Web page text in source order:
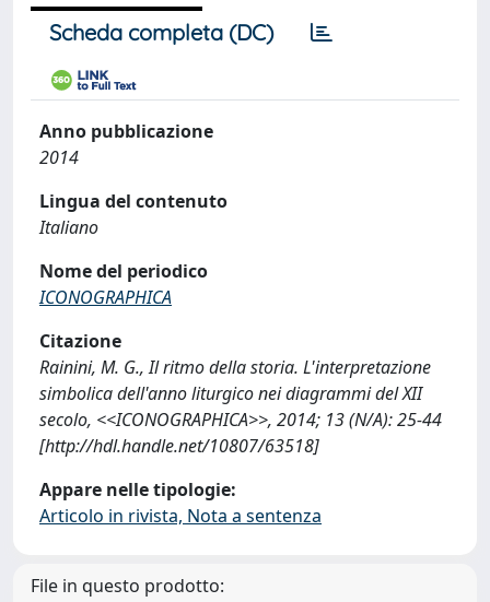
Scheda completa (DC)
Anno pubblicazione
2014
Lingua del contenuto
Italiano
Nome del periodico
ICONOGRAPHICA
Citazione
Rainini, M. G., Il ritmo della storia. L'interpretazione
simbolica dell'anno liturgico nei diagrammi del XII
secolo, <<ICONOGRAPHICA>>, 2014; 13 (N/A): 25-44
[http://hdl.handle.net/10807/63518]
Appare nelle tipologie:
Articolo in rivista, Nota a sentenza
File in questo prodotto: